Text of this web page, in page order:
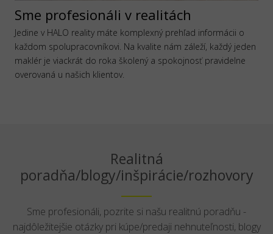
Sme profesionáli v realitách
Jedine v HALO reality máte komplexný prehľad informácii o
každom spolupracovníkovi. Na kvalite nám záleží, každý jeden
maklér je viackrát do roka školený a spokojnosť pravidelne
overovaná u našich klientov.
Realitná
poradňa/blogy/inšpirácie/rozhovory
Sme profesionáli, pozrite si našu realitnú poradňu -
najdôležitejšie otázky pri kúpe/predaji nehnuteľnosti, blogy